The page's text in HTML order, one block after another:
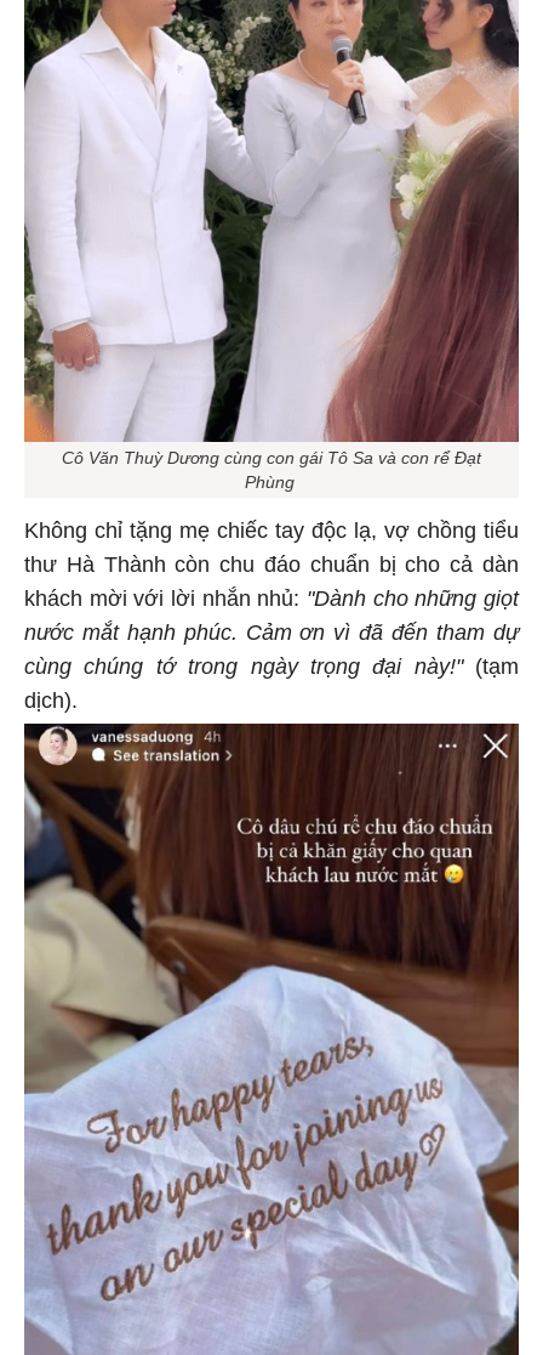
Cô Văn Thuỳ Dương cùng con gái Tô Sa và con rể Đạt
Phùng
Không chỉ tặng mẹ chiếc tay độc lạ, vợ chồng tiểu
thư Hà Thành còn chu đáo chuẩn bị cho cả dàn
khách mời với lời nhắn nhủ: "Dành cho những giọt
nước mắt hạnh phúc. Cảm ơn vì đã đến tham dự
cùng chúng tớ trong ngày trọng đại này!"(tạm
dịch).